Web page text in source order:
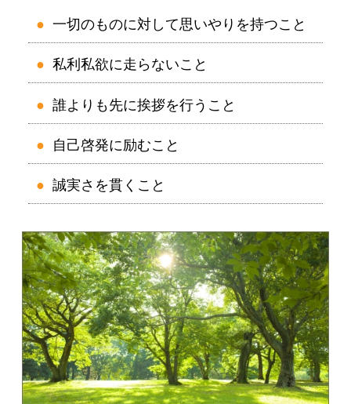
● 一切のものに対して思いやりを持つこと
● 私利私欲に走らないこと
● 誰よりも先に挨拶を行うこと
● 自己啓発に励むこと
● 誠実さを貫くこと